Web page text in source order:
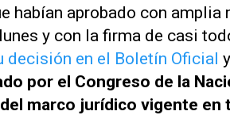
habían aprobado con amplia
y con la firma de casi
decisión en el Boletín Oficial
por el Congreso de la
marco jurídico vigente en